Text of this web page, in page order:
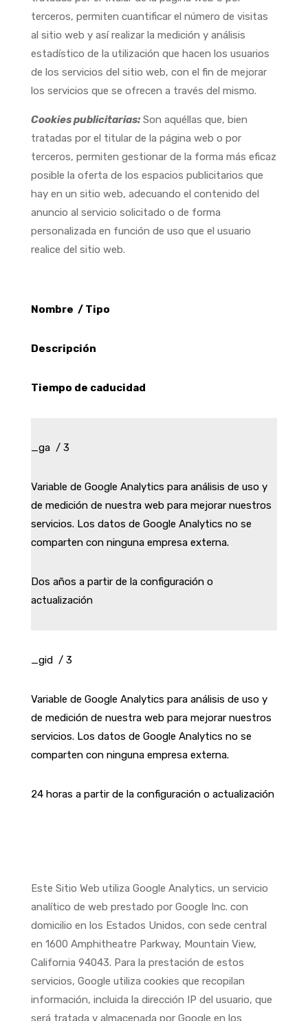
terceros, permiten cuantificar el número de visitas
al sitio web y así realizar la medición y análisis
estadístico de la utilización que hacen los usuarios
de los servicios del sitio web, con el fin de mejorar
los servicios que se ofrecen a través del mismo.
Cookies publicitarias: Son aquéllas que, bien
tratadas por el titular de la página web o por
terceros, permiten gestionar de la forma más eficaz
posible la oferta de los espacios publicitarios que
hay en un sitio web, adecuando el contenido del
anuncio al servicio solicitado o de forma
personalizada en función de uso que el usuario
realice del sitio web.
Nombre / Tipo
Descripción
Tiempo de caducidad
_ga / 3
Variable de Google Analytics para análisis de uso y
de medición de nuestra web para mejorar nuestros
servicios. Los datos de Google Analytics no se
comparten con ninguna empresa externa.
Dos años a partir de la configuración o
actualización
_gid / 3
Variable de Google Analytics para análisis de uso y
de medición de nuestra web para mejorar nuestros
servicios. Los datos de Google Analytics no se
comparten con ninguna empresa externa.
24 horas a partir de la configuración o actualización
Este Sitio Web utiliza Google Analytics, un servicio
analítico de web prestado por Google Inc. con
domicilio en los Estados Unidos, con sede central
en 1600 Amphitheatre Parkway, Mountain View,
California 94043. Para la prestación de estos
servicios, Google utiliza cookies que recopilan
información, incluida la dirección IP del usuario, que
será tratada y almacenada por Google en los